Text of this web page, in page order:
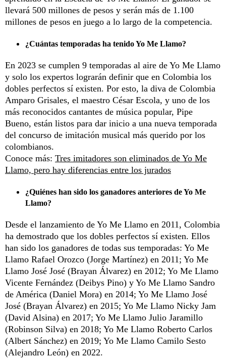
llevará 500 millones de pesos y serán más de 1.100
millones de pesos en juego a lo largo de la competencia.
¿Cuántas temporadas ha tenido Yo Me Llamo?
En 2023 se cumplen 9 temporadas al aire de Yo Me Llamo
y solo los expertos lograrán definir que en Colombia los
dobles perfectos sí existen. Por esto, la diva de Colombia
Amparo Grisales, el maestro César Escola, y uno de los
más reconocidos cantantes de música popular, Pipe
Bueno, están listos para dar inicio a una nueva temporada
del concurso de imitación musical más querido por los
colombianos.
Conoce más: Tres imitadores son eliminados de Yo Me
Llamo, pero hay diferencias entre los jurados
¿Quiénes han sido los ganadores anteriores de Yo Me
Llamo?
Desde el lanzamiento de Yo Me Llamo en 2011, Colombia
ha demostrado que los dobles perfectos sí existen. Ellos
han sido los ganadores de todas sus temporadas: Yo Me
Llamo Rafael Orozco (Jorge Martínez) en 2011; Yo Me
Llamo José José (Brayan Álvarez) en 2012; Yo Me Llamo
Vicente Fernández (Deibys Pino) y Yo Me Llamo Sandro
de América (Daniel Mora) en 2014; Yo Me Llamo José
José (Brayan Álvarez) en 2015; Yo Me Llamo Nicky Jam
(David Alsina) en 2017; Yo Me Llamo Julio Jaramillo
(Robinson Silva) en 2018; Yo Me Llamo Roberto Carlos
(Albert Sánchez) en 2019; Yo Me Llamo Camilo Sesto
(Alejandro León) en 2022.